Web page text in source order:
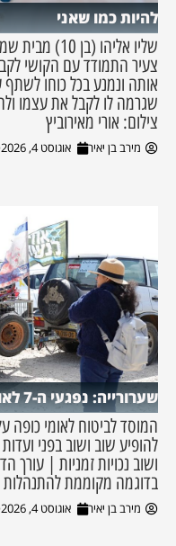
להיות כמו שאני
שליו אליהו
צעיר התמודד עם הקושי
אותה ונמנע בכל כוחו לשתף
שגרמה לו לקבל את עצמו
צילום: אורי מאירוביץ
מירב בן יאיר אוגוסט 4, 2026
שערורייה: נפגעי ה-7 לאוקטובר ממשיכים להיפגע
להופיע שוב ושוב בפני
ושוב נכויות זמניות |
בדוגמה מקוממת להתנהלות
מירב בן יאיר אוגוסט 4, 2026